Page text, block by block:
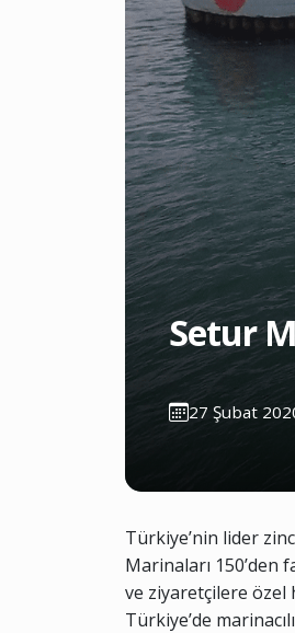
Setur
27 Şubat
Türkiye’nin lider
Marinaları 150’den
ve ziyaretçilere özel
Türkiye’de